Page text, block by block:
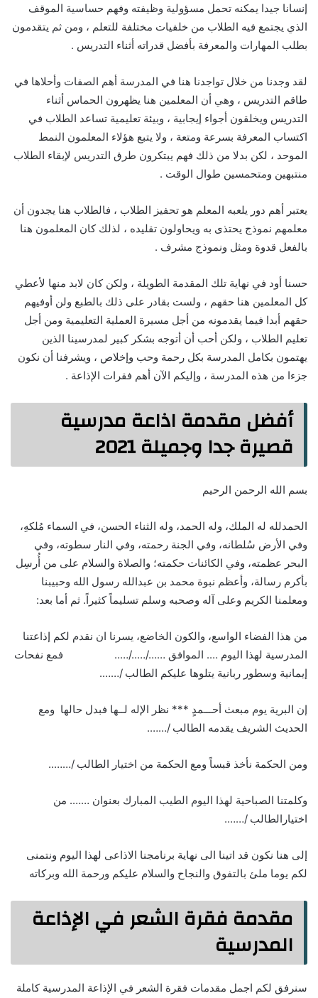
إنسانا جيدا يمكنه تحمل مسؤولية وظيفته وفهم حساسية الموقف
الذي يجتمع فيه الطلاب من خلفيات مختلفة للتعلم ، ومن ثم يتقدمون
بطلب المهارات والمعرفة بأفضل قدراته أثناء التدريس .
لقد وجدنا من خلال تواجدنا هنا في المدرسة أهم الصفات وأحلاها في
طاقم التدريس ، وهي أن المعلمين هنا يظهرون الحماس أثناء
التدريس ويخلقون أجواء إيجابية ، وبيئة تعليمية تساعد الطلاب في
اكتساب المعرفة بسرعة ومتعة ، ولا يتبع هؤلاء المعلمون النمط
الموحد ، لكن بدلا من ذلك فهم يبتكرون طرق التدريس لإبقاء الطلاب
منتبهين ومتحمسين طوال الوقت .
يعتبر أهم دور يلعبه المعلم هو تحفيز الطلاب ، فالطلاب هنا يجدون أن
معلمهم نموذج يحتذى به ويحاولون تقليده ، لذلك كان المعلمون هنا
بالفعل قدوة ومثل ونموذج مشرف .
حسنا أود في نهاية تلك المقدمة الطويلة ، ولكن كان لابد منها لأعطي
كل المعلمين هنا حقهم ، ولست بقادر على ذلك بالطبع ولن أوفيهم
حقهم أبدا فيما يقدمونه من أجل مسيرة العملية التعليمية ومن أجل
تعليم الطلاب ، ولكن أحب أن أتوجه بشكر كبير لمدرسينا الذين
يهتمون بكامل المدرسة بكل رحمة وحب وإخلاص ، ويشرفنا أن نكون
جزءا من هذه المدرسة ، وإليكم الآن أهم فقرات الإذاعة .
أفضل مقدمة اذاعة مدرسية
قصيرة جدا وجميلة 2021
بسم الله الرحمن الرحيم
الحمدلله له الملك، وله الحمد، وله الثناء الحسن، في السماء مُلكهِ،
وفي الأرض سُلطانه، وفي الجنة رحمته، وفي النار سطوته، وفي
البحر عظمته، وفي الكائنات حكمته؛ والصلاة والسلام على من أُرسِل
بأكرم رسالة، وأعظم نبوة محمد بن عبدالله رسول الله وحبيبنا
ومعلمنا الكريم وعلى آله وصحبه وسلم تسليماً كثيراً. ثم أما بعد:
من هذا الفضاء الواسع، والكون الخاضع، يسرنا ان نقدم لكم إذاعتنا
المدرسية لهذا اليوم …. الموافق ……/…../….. فمع نفحات
إيمانية وسطور ربانية يتلوها عليكم الطالب /…….
إن البرية يوم مبعث أحـــمدٍ *** نظر الإله لــها فبدل حالها ومع
الحديث الشريف يقدمه الطالب /…….
ومن الحكمة نأخذ قبساً ومع الحكمة من اختيار الطالب /……..
وكلمتنا الصباحية لهذا اليوم الطيب المبارك بعنوان ……. من
اختيارالطالب /…….
إلى هنا نكون قد اتينا الى نهاية برنامجنا الاذاعى لهذا اليوم ونتمنى
لكم يوما ملئ بالتفوق والنجاح والسلام عليكم ورحمة الله وبركاته
مقدمة فقرة الشعر في الإذاعة
المدرسية
سنرفق لكم اجمل مقدمات فقرة الشعر في الإذاعة المدرسية كاملة